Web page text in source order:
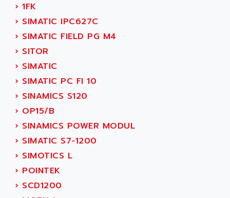
5000
SMC35
SCALANCE
SMC40
SCM50
BKD
A16B
MIDIMASTER VECTOR
MIDIMASTER
SMC200
ADVANTYS TELEFAST
TELEFAST ABE7
ALX
AMADA
AMAN
AMAREX
AMAT
AMBERSIL
AMBRESIL
AMC
AMD
AMDV
AMERICAN DYNAMICS
AMERICAN MEGATRENDS
› 1FK
› SIMATIC IPC627C
› SIMATIC FIELD PG M4
› SITOR
› SIMATIC
› SIMATIC PC FI 10
› SINAMICS S120
› OP15/B
› SINAMICS POWER MODUL
› SIMATIC S7-1200
› SIMOTICS L
› POINTEK
› SCD1200